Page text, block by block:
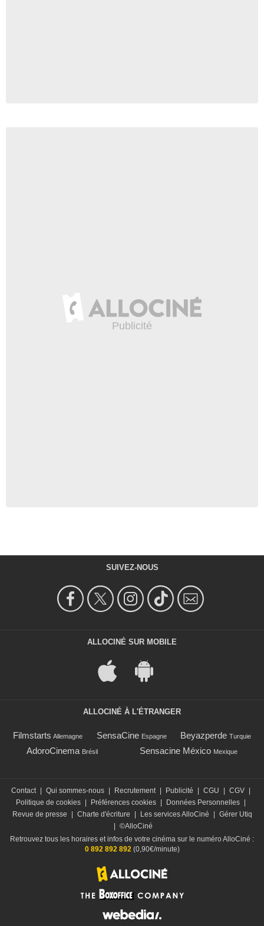
SUIVEZ-NOUS
ALLOCINÉ SUR MOBILE
ALLOCINÉ À L'ÉTRANGER
Filmstarts Allemagne SensaCine Espagne Beyazperde Turquie
AdoroCinema Brésil Sensacine México Mexique
Contact Qui sommes-nous Recrutement Publicité CGU CGV
Politique de cookies
Préférences cookies Données Personnelles
Revue de presse
Charte d'écriture Les services AlloCiné
Gérer Utiq
©AlloCiné
Retrouvez tous les horaires et infos de votre cinéma sur le numéro AlloCiné :
0 892 892 892(0,90€/minute)